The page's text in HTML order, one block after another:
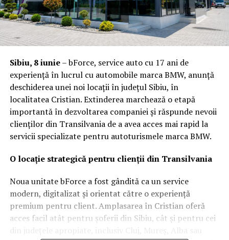
Sibiu, 8 iunie– bForce, service auto cu 17 ani de
experiență în lucrul cu automobile marca BMW, anunță
deschiderea unei noi locații în județul Sibiu, în
localitatea Cristian. Extinderea marchează o etapă
importantă în dezvoltarea companiei și răspunde nevoii
clienților din Transilvania de a avea acces mai rapid la
servicii specializate pentru autoturismele marca BMW.
O locație strategică pentru clienții din Transilvania
Noua unitate bForce a fost gândită ca un service
modern, digitalizat și orientat către o experiență
premium pentru client. Amplasarea în Cristian oferă
acces facil atât pentru șoferii din Sibiu, cât și pentru cei